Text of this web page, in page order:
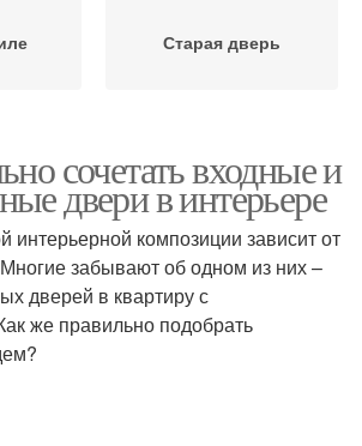
Старая дверь
сочетать входные и
двери в интерьере
интерьерной композиции зависит от
забывают об одном из них –
дверей в квартиру с
же правильно подобрать